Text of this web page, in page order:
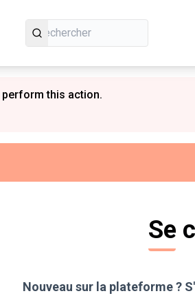
this action.
Se
Nouveau sur la plateforme ?